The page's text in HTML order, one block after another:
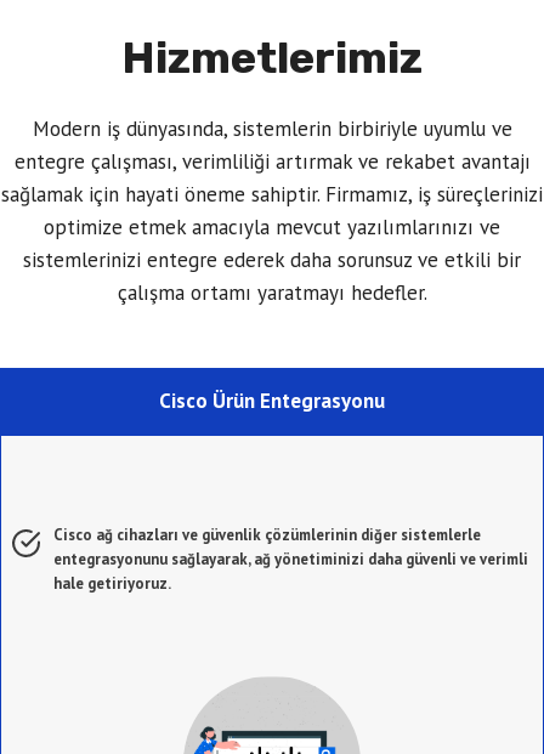
Hizmetlerimiz
Modern iş dünyasında, sistemlerin birbiriyle uyumlu ve
entegre çalışması, verimliliği artırmak ve rekabet avantajı
sağlamak için hayati öneme sahiptir. Firmamız, iş süreçlerinizi
optimize etmek amacıyla mevcut yazılımlarınızı ve
sistemlerinizi entegre ederek daha sorunsuz ve etkili bir
çalışma ortamı yaratmayı hedefler.
Cisco Ürün Entegrasyonu
Cisco ağ cihazları ve güvenlik çözümlerinin diğer sistemlerle
entegrasyonunu sağlayarak, ağ yönetiminizi daha güvenli ve verimli
hale getiriyoruz.